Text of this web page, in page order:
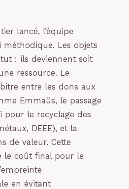
lancé, l’équipe
Les objets
: ils deviennent soit
ressource. Le
entre les dons aux
Emmaüs, le passage
pour le recyclage des
DEEE), et la
de valeur. Cette
le coût final pour le
en évitant